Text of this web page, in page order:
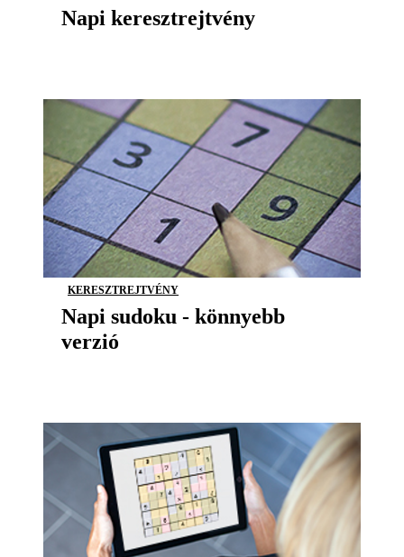
Napi keresztrejtvény
KERESZTREJTVÉNY
Napi sudoku - könnyebb
verzió